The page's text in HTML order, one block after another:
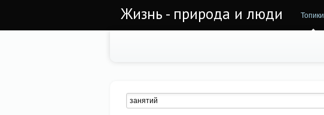
Жизнь - природа и люди Топики